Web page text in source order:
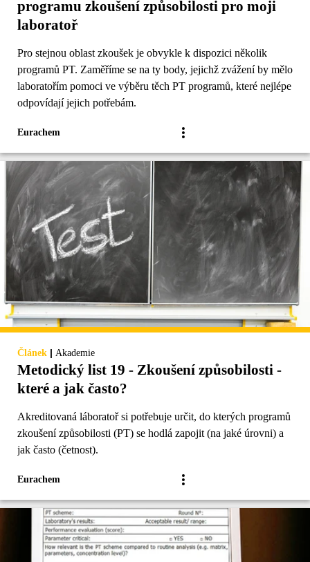
programu zkoušení způsobilosti pro moji
laboratoř
Pro stejnou oblast zkoušek je obvykle k dispozici několik
programů PT. Zaměříme se na ty body, jejichž zvážení by mělo
laboratořím pomoci ve výběru těch PT programů, které nejlépe
odpovídají jejich potřebám.
Eurachem
Článek | Akademie
Metodický list 19 - Zkoušení způsobilosti -
které a jak často?
Akreditovaná láboratoř si potřebuje určit, do kterých programů
zkoušení způsobilosti (PT) se hodlá zapojit (na jaké úrovni) a
jak často (četnost).
Eurachem